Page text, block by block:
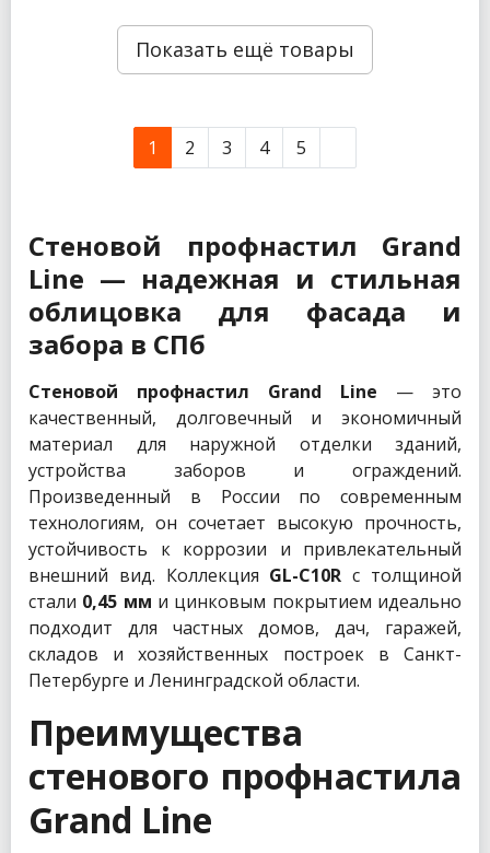
Показать ещё товары
1 2 3 4 5
Стеновой профнастил Grand
Line — надежная и стильная
облицовка для фасада и
забора в СПб
Стеновой профнастил Grand Line — это
качественный, долговечный и экономичный
материал для наружной отделки зданий,
устройства заборов и ограждений.
Произведенный в России по современным
технологиям, он сочетает высокую прочность,
устойчивость к коррозии и привлекательный
внешний вид. Коллекция GL-С10R с толщиной
стали 0,45 мм и цинковым покрытием идеально
подходит для частных домов, дач, гаражей,
складов и хозяйственных построек в Санкт-
Петербурге и Ленинградской области.
Преимущества
стенового профнастила
Grand Line